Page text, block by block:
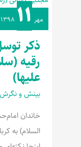
مهر ۱۱ ۱۳۹۸
ذکر
رقیه
علیها)
بینش و نگرش
خاندان
السلام) به
توسل
حضرت
رقیه
(سلام
الله
علیها)